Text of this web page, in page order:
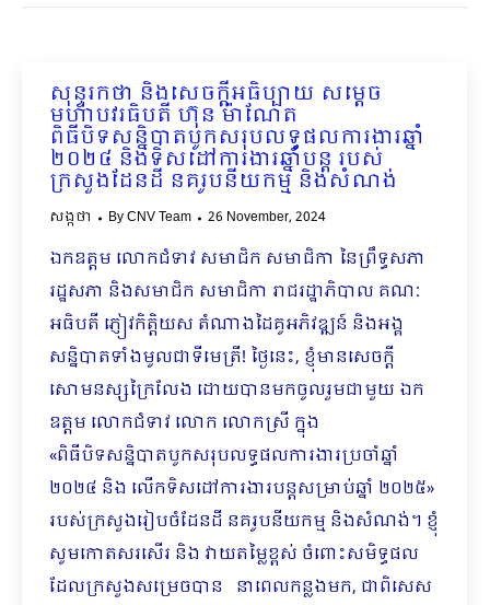
សុន្ទរកថា និងសេចក្ដីអធិប្បាយ សម្ដេច
មហាបវរធិបតី ហ៊ុន ម៉ាណែត
ពិធីបិទសន្និបាតបូកសរុបលទ្ធផលការងារឆ្នាំ
២០២៤ និងទិសដៅការងារឆ្នាំបន្ត របស់
ក្រសួងដែនដី នគរូបនីយកម្ម និងសំណង់
សង្កថា ByCNV Team 26 November, 2024
ឯកឧត្តម លោកជំទាវ សមាជិក សមាជិកា នៃព្រឹទ្ធសភា
រដ្ឋសភា និងសមាជិក សមាជិកា រាជរដ្ឋាភិបាល គណៈ
អធិបតី ភ្ញៀវកិត្តិយស តំណាងដៃគូអភិវឌ្ឍន៍ និងអង្គ
សន្និបាតទាំងមូលជាទីមេត្រី! ថ្ងៃនេះ, ខ្ញុំមានសេចក្តី
សោមនស្សក្រៃលែង ដោយបានមកចូលរួមជាមួយ ឯក
ឧត្តម លោកជំទាវ លោក លោកស្រី ក្នុង
«ពិធីបិទសន្និបាតបូកសរុបលទ្ធផលការងារប្រចាំឆ្នាំ
២០២៤ និង លើកទិសដៅការងារបន្តសម្រាប់ឆ្នាំ ២០២៥»
របស់ក្រសួងរៀបចំដែនដី នគរូបនីយកម្ម និងសំណង់។ ខ្ញុំ
សូមកោតសរសើរ និង វាយតម្លៃខ្ពស់ ចំពោះសមិទ្ធផល
ដែលក្រសួងសម្រេចបាន​ នាពេលកន្លងមក, ជាពិសេស